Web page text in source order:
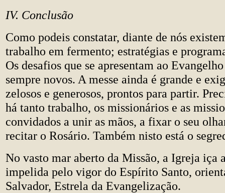
IV. Conclusão
Como podeis constatar, diante de nós
trabalho em fermento; estratégias e
Os desafios que se apresentam ao
sempre novos. A messe ainda é grande e
zelosos e generosos, prontos para partir.
há tanto trabalho, os missionários e as
convidados a unir as mãos, a fixar o seu
recitar o Rosário. Também nisto está o
No vasto mar aberto da Missão, a Igreja iça
impelida pelo vigor do Espírito Santo,
Salvador, Estrela da Evangelização.